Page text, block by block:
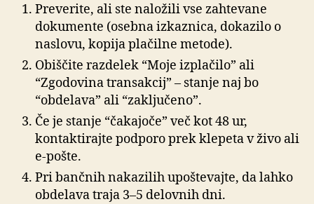
Preverite, ali ste naložili vse zahtevane
dokumente (osebna izkaznica, dokazilo o
naslovu, kopija plačilne metode).
Obiščite razdelek “Moje izplačilo” ali
“Zgodovina transakcij” – stanje naj bo
“obdelava” ali “zaključeno”.
Če je stanje “čakajoče” več kot 48 ur,
kontaktirajte podporo prek klepeta v živo ali
e-pošte.
Pri bančnih nakazilih upoštevajte, da lahko
obdelava traja 3–5 delovnih dni.